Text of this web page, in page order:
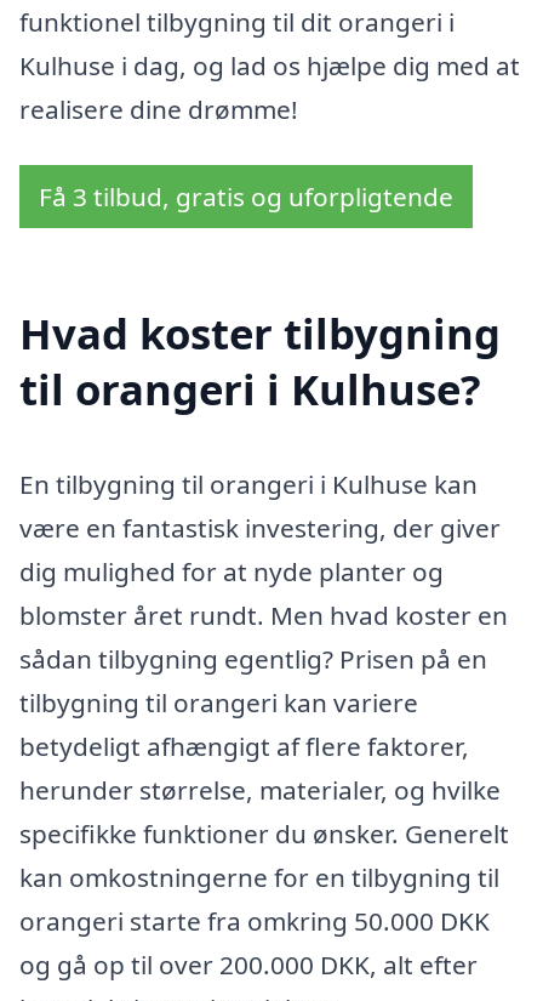
funktionel tilbygning til dit orangeri i
Kulhuse i dag, og lad os hjælpe dig med at
realisere dine drømme!
Få 3 tilbud, gratis og uforpligtende
Hvad koster tilbygning
til orangeri i Kulhuse?
En tilbygning til orangeri i Kulhuse kan
være en fantastisk investering, der giver
dig mulighed for at nyde planter og
blomster året rundt. Men hvad koster en
sådan tilbygning egentlig? Prisen på en
tilbygning til orangeri kan variere
betydeligt afhængigt af flere faktorer,
herunder størrelse, materialer, og hvilke
specifikke funktioner du ønsker. Generelt
kan omkostningerne for en tilbygning til
orangeri starte fra omkring 50.000 DKK
og gå op til over 200.000 DKK, alt efter